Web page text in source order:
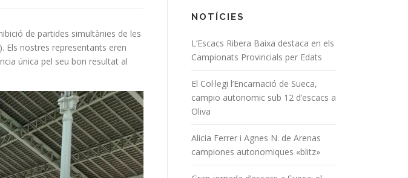
de partides simultànies de les
Els nostres representants eren
única pel seu bon resultat al
NOTÍCIES
L’Escacs Ribera Baixa destaca en els
Campionats Provincials per Edats
El Col·legi l’Encarnació de Sueca,
campio autonomic sub 12 d’escacs a
Oliva
Alicia Ferrer i Agnes N. de Arenas
campiones autonomiques «blitz»